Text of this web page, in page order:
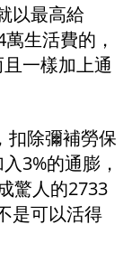
以最高給
生活費的，
一樣加上通
扣除彌補勞保
3%的通膨，
驚人的2733
是可以活得